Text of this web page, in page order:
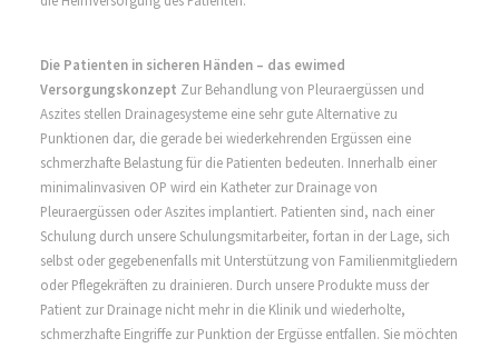
Die Patienten in sicheren Händen – das ewimed
Versorgungskonzept Zur Behandlung von Pleuraergüssen und
Aszites stellen Drainagesysteme eine sehr gute Alternative zu
Punktionen dar, die gerade bei wiederkehrenden Ergüssen eine
schmerzhafte Belastung für die Patienten bedeuten. Innerhalb einer
minimalinvasiven OP wird ein Katheter zur Drainage von
Pleuraergüssen oder Aszites implantiert. Patienten sind, nach einer
Schulung durch unsere Schulungsmitarbeiter, fortan in der Lage, sich
selbst oder gegebenenfalls mit Unterstützung von Familienmitgliedern
oder Pflegekräften zu drainieren. Durch unsere Produkte muss der
Patient zur Drainage nicht mehr in die Klinik und wiederholte,
schmerzhafte Eingriffe zur Punktion der Ergüsse entfallen. Sie möchten